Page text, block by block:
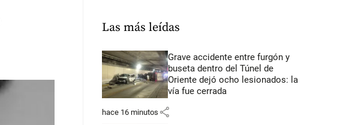
Las más leídas
Grave accidente entre furgón y
buseta dentro del Túnel de
Oriente dejó ocho lesionados: la
vía fue cerrada
hace 16 minutos share